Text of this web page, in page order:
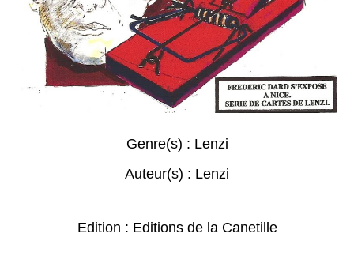
Genre(s) : Lenzi
Auteur(s) : Lenzi
Edition : Editions de la Canetille